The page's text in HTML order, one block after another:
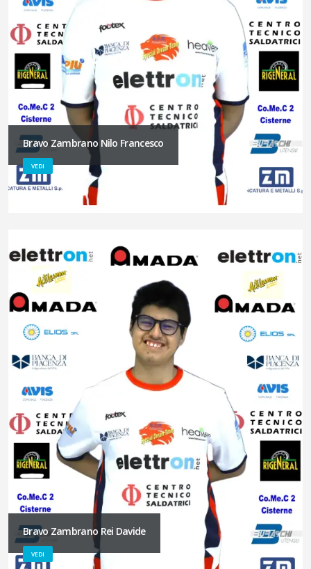
Bravo Zambrano Nilo Francesco
VEDI
Bravo Zambrano Rei Davide
VEDI